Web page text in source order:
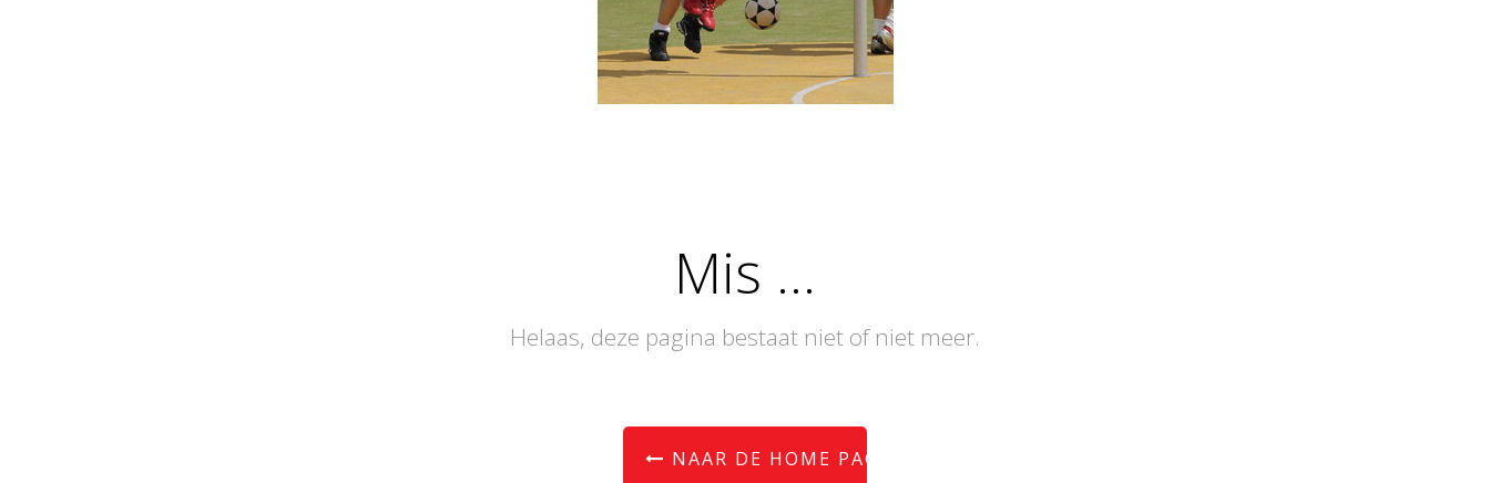
Mis ...
Helaas, deze pagina bestaat niet of niet meer.
NAAR DE HOME PAGINA.